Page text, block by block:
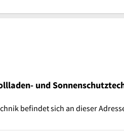
und
befindet sich an dieser